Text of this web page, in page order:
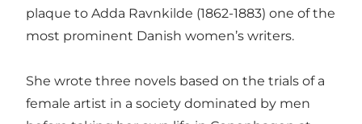
plaque to Adda Ravnkilde (1862-1883) one of the
most prominent Danish women’s writers.
She wrote three novels based on the trials of a
female artist in a society dominated by men